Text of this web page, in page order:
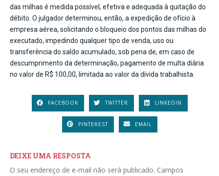
das milhas é medida possível, efetiva e adequada à quitação do
débito. O julgador determinou, então, a expedição de ofício à
empresa aérea, solicitando o bloqueio dos pontos das milhas do
executado, impedindo qualquer tipo de venda, uso ou
transferência do saldo acumulado, sob pena de, em caso de
descumprimento da determinação, pagamento de multa diária
no valor de R$ 100,00, limitada ao valor da dívida trabalhista.
FACEBOOK TWITTER LINKEDIN
PINTEREST EMAIL
DEIXE UMA RESPOSTA
O seu endereço de e-mail não será publicado. Campos